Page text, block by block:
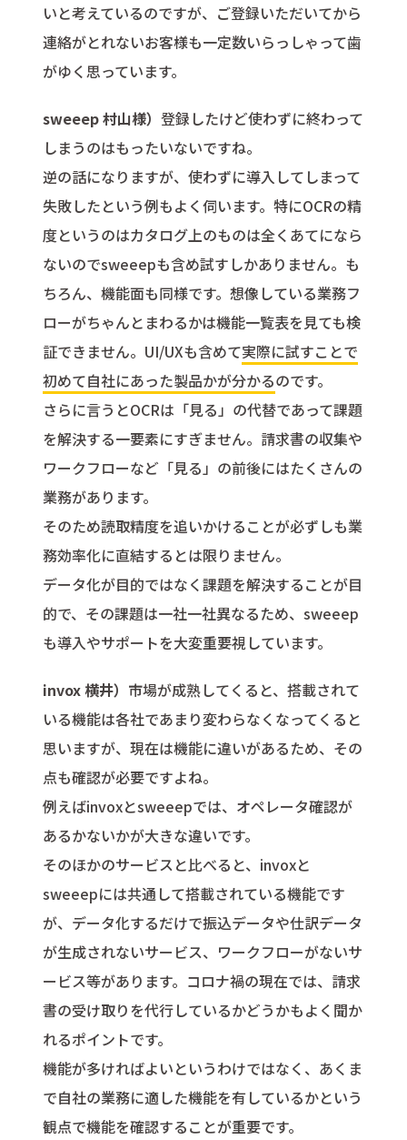
いと考えているのですが、ご登録いただいてから
連絡がとれないお客様も一定数いらっしゃって歯
がゆく思っています。
sweeep 村山様）登録したけど使わずに終わって
しまうのはもったいないですね。
逆の話になりますが、使わずに導入してしまって
失敗したという例もよく伺います。特にOCRの精
度というのはカタログ上のものは全くあてになら
ないのでsweeepも含め試すしかありません。も
ちろん、機能面も同様です。想像している業務フ
ローがちゃんとまわるかは機能一覧表を見ても検
証できません。UI/UXも含めて実際に試すことで
初めて自社にあった製品かが分かるのです。
さらに言うとOCRは「見る」の代替であって課題
を解決する一要素にすぎません。請求書の収集や
ワークフローなど「見る」の前後にはたくさんの
業務があります。
そのため読取精度を追いかけることが必ずしも業
務効率化に直結するとは限りません。
データ化が目的ではなく課題を解決することが目
的で、その課題は一社一社異なるため、sweeep
も導入やサポートを大変重要視しています。
invox 横井） 市場が成熟してくると、搭載されて
いる機能は各社であまり変わらなくなってくると
思いますが、現在は機能に違いがあるため、その
点も確認が必要ですよね。
例えばinvoxとsweeepでは、オペレータ確認が
あるかないかが大きな違いです。
そのほかのサービスと比べると、invoxと
sweeepには共通して搭載されている機能です
が、データ化するだけで振込データや仕訳データ
が生成されないサービス、ワークフローがないサ
ービス等があります。コロナ禍の現在では、請求
書の受け取りを代行しているかどうかもよく聞か
れるポイントです。
機能が多ければよいというわけではなく、あくま
で自社の業務に適した機能を有しているかという
観点で機能を確認することが重要です。